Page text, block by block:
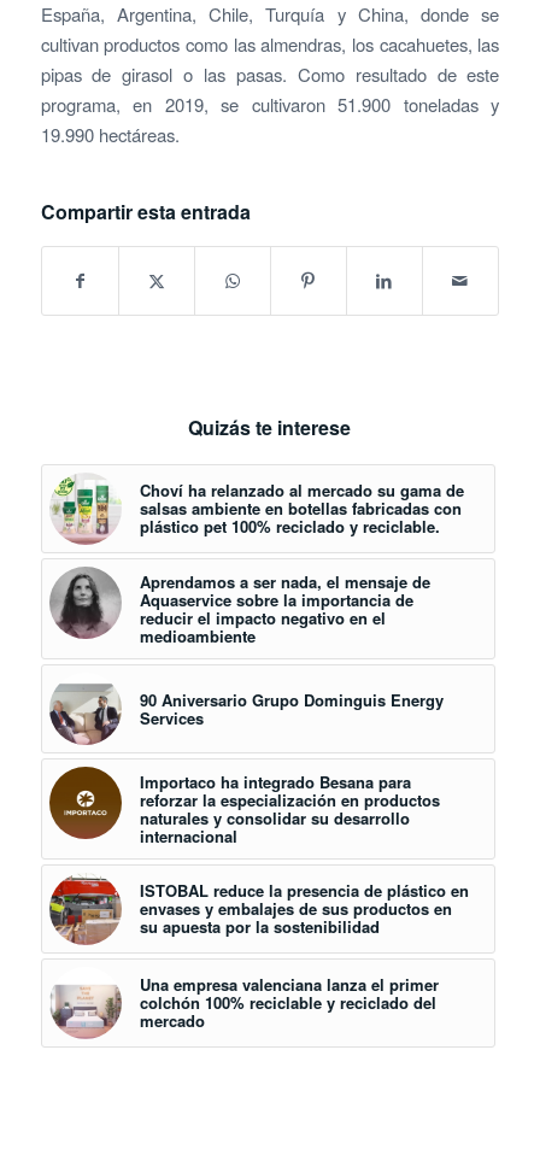
España, Argentina, Chile, Turquía y China, donde se
cultivan productos como las almendras, los cacahuetes, las
pipas de girasol o las pasas. Como resultado de este
programa, en 2019, se cultivaron 51.900 toneladas y
19.990 hectáreas.
Compartir esta entrada
Quizás te interese
Choví ha relanzado al mercado su gama de
salsas ambiente en botellas fabricadas con
plástico pet 100% reciclado y reciclable.
Aprendamos a ser nada, el mensaje de
Aquaservice sobre la importancia de
reducir el impacto negativo en el
medioambiente
90 Aniversario Grupo Dominguis Energy
Services
Importaco ha integrado Besana para
reforzar la especialización en productos
naturales y consolidar su desarrollo
internacional
ISTOBAL reduce la presencia de plástico en
envases y embalajes de sus productos en
su apuesta por la sostenibilidad
Una empresa valenciana lanza el primer
colchón 100% reciclable y reciclado del
mercado